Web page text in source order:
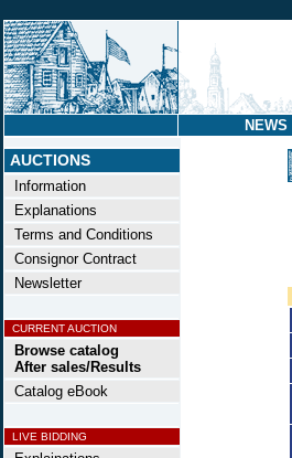
NEWS
AUCTIONS
Information
Explanations
Terms and Conditions
Consignor Contract
Newsletter
CURRENT AUCTION
Browse catalog
After sales/Results
Catalog eBook
LIVE BIDDING